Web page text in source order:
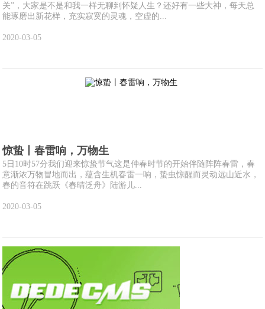
关”，大家是不是和我一样无聊到怀疑人生？还好有一些大神，每天总
能琢磨出新花样，充实寂寞的灵魂，空虚的...
2020-03-05
惊蛰丨春雷响，万物生
5日10时57分我们迎来惊蛰节气这是仲春时节的开始伴随阵阵春雷，春
意渐浓万物冒地而出，蕴含生机春雷一响，蛰虫惊醒而灵动远山近水，
春的音符在跳跃《春晴泛舟》陆游儿...
2020-03-05